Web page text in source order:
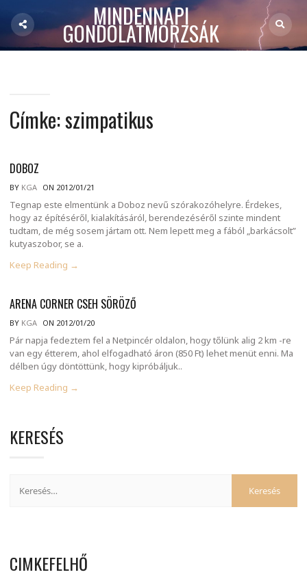
MINDENNAPI
GONDOLATMORZSÁK
Címke:szimpatikus
DOBOZ
BY KGA ON 2012/01/21
Tegnap este elmentünk a Doboz nevű szórakozóhelyre. Érdekes,
hogy az építéséről, kialakításáról, berendezéséről szinte mindent
tudtam, de még sosem jártam ott. Nem lepett meg a fából „barkácsolt”
kutyaszobor, se a.
Keep Reading →
ARENA CORNER CSEH SÖRÖZŐ
BY KGA ON 2012/01/20
Pár napja fedeztem fel a Netpincér oldalon, hogy tőlünk alig 2 km -re
van egy étterem, ahol elfogadható áron (850 Ft) lehet menüt enni. Ma
délben úgy döntöttünk, hogy kipróbáljuk..
Keep Reading →
KERESÉS
CIMKEFELHŐ